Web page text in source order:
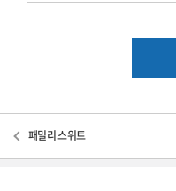
패밀리 스위트